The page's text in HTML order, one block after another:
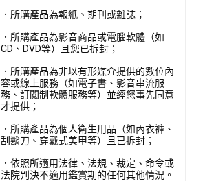
．所購產品為報紙、期刊或雜誌；
．所購產品為影音商品或電腦軟體（如
CD、DVD等）且您已拆封；
．所購產品為非以有形媒介提供的數位內
容或線上服務（如電子書、影音串流服
務、訂閱制軟體服務等）並經您事先同意
才提供；
．所購產品為個人衛生用品（如內衣褲、
刮鬍刀、穿戴式美甲等）且已拆封；
．依照所適用法律、法規、裁定、命令或
法院判決不適用鑑賞期的任何其他情況。